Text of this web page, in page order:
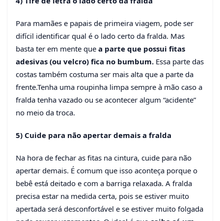
Para mamães e papais de primeira viagem, pode ser
difícil identificar qual é o lado certo da fralda. Mas
basta ter em mente que a parte que possui fitas
adesivas (ou velcro) fica no bumbum. Essa parte das
costas também costuma ser mais alta que a parte da
frente.Tenha uma roupinha limpa sempre à mão caso a
fralda tenha vazado ou se acontecer algum “acidente”
no meio da troca.
5) Cuide para não apertar demais a fralda
Na hora de fechar as fitas na cintura, cuide para não
apertar demais. É comum que isso aconteça porque o
bebê está deitado e com a barriga relaxada. A fralda
precisa estar na medida certa, pois se estiver muito
apertada será desconfortável e se estiver muito folgada